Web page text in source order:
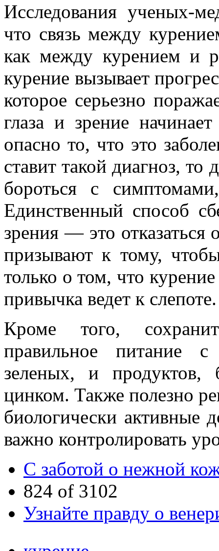
Исследования ученых-
что связь между
как между курением и
курение вызывает
которое серьезно
глаза и зрение
опасно то, что это
ставит такой диагноз,
бороться с
Единственный способ
зрения — это
призывают к тому,
только о том, что
привычка ведет к слепоте.
Кроме того,
правильное питание
зеленых, и
цинком. Также полезно
биологически активные
важно контролировать
С заботой о нежной
824 of 3102
Узнайте правду о